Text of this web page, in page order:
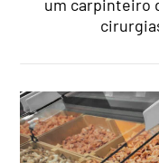
um carpinteiro